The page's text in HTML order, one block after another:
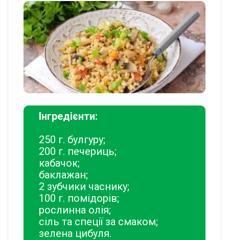
Інгредієнти:
250 г. булгуру;
200 г. печериць;
кабачок;
баклажан;
2 зубчики часнику;
100 г. помідорів;
рослинна олія;
сіль та спеції за смаком;
зелена цибуля.